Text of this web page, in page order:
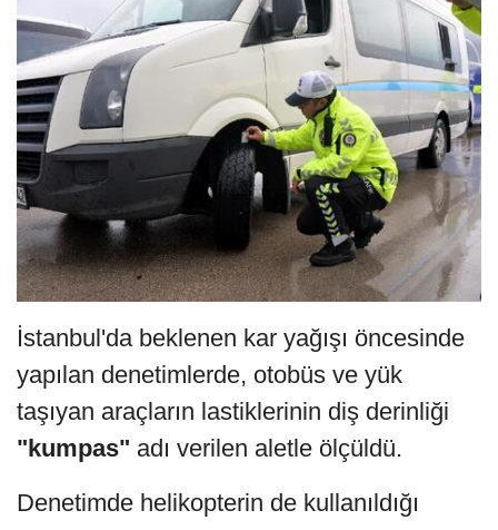
İstanbul'da beklenen kar yağışı öncesinde
yapılan denetimlerde, otobüs ve yük
taşıyan araçların lastiklerinin diş derinliği
"kumpas" adı verilen aletle ölçüldü.
Denetimde helikopterin de kullanıldığı